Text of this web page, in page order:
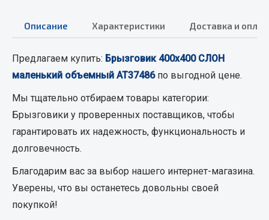
Охладжающие жидкости
Весь раздел
МЕТИЗЫ
Болты
Гайки
Описание Характеристики Доставка и
Предлагаем купить: Брызговик 400х400 СЛОН
маленький объемный АТ37486по выгодной цене.
Мы тщательно отбираем товары категории:
Брызговики у проверенных поставщиков, чтобы
гарантировать их надежность, функциональность и
долговечность.
Благодарим вас за выбор нашего интернет-магазина.
Уверены, что вы останетесь довольны своей
покупкой!